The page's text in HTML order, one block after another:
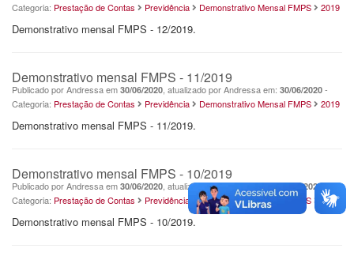
Categoria: Prestação de Contas Previdência Demonstrativo Mensal FMPS 2019
Demonstrativo mensal FMPS - 12/2019.
Demonstrativo mensal FMPS - 11/2019
Publicado por Andressa em 30/06/2020 , atualizado por Andressa em: 30/06/2020 -
Categoria: Prestação de Contas Previdência Demonstrativo Mensal FMPS 2019
Demonstrativo mensal FMPS - 11/2019.
Demonstrativo mensal FMPS - 10/2019
Publicado por Andressa em 30/06/2020 , atualizado por Andressa em:30/06/2020-
Categoria: Prestação de Contas Previdência Demonstrativo Mensal FMPS 2019
Demonstrativo mensal FMPS - 10/2019.